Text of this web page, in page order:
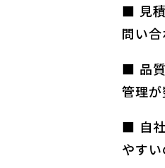
■ 見積
問い
■ 品質
管理が
■ 自社
やす